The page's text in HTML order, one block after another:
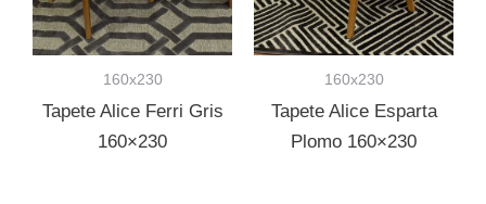
160x230
Tapete Alice Ferri Gris
160×230
160x230
Tapete Alice Esparta
Plomo 160×230